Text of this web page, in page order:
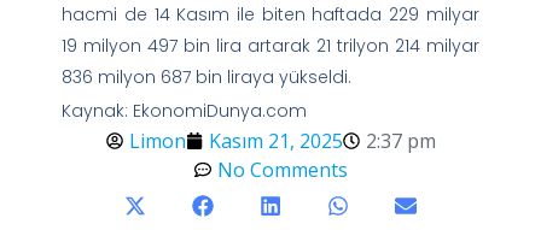
hacmi de 14 Kasım ile biten haftada 229 milyar
19 milyon 497 bin lira artarak 21 trilyon 214 milyar
836 milyon 687 bin liraya yükseldi.
Kaynak: EkonomiDunya.com
Limon Kasım 21, 2025
2:37 pm
No Comments